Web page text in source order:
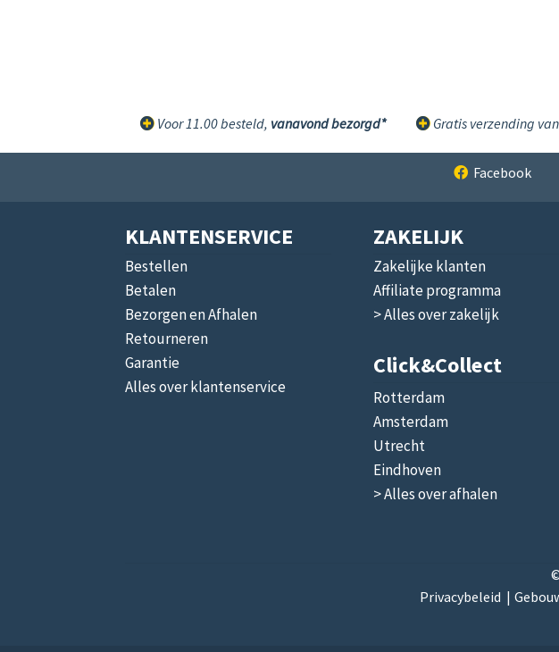
Voor 11.00 besteld, vanavond bezorgd* Gratis verzending
Facebook
KLANTENSERVICE
Bestellen
Betalen
Bezorgen en Afhalen
Retourneren
Garantie
Alles over klantenservice
ZAKELIJK
Zakelijke klanten
Affiliate programma
> Alles over zakelijk
Click&collect
Rotterdam
Amsterdam
Utrecht
Eindhoven
> Alles over afhalen
Privacybeleid